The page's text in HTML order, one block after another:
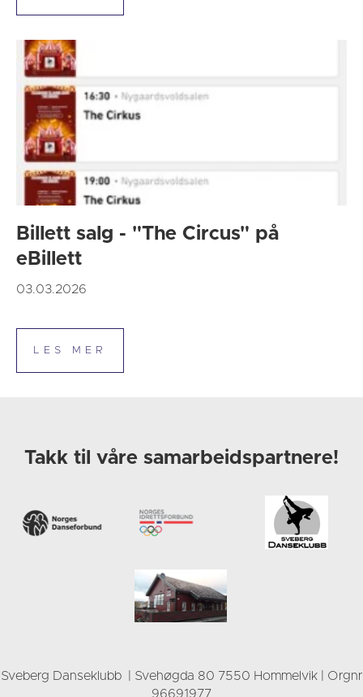
Billett salg - "The Circus" på
eBillett
03.03.2026
Takk til våre samarbeidspartnere!
Sveberg Danseklubb | Svehøgda 80 7550 Hommelvik | Orgnr
96691977